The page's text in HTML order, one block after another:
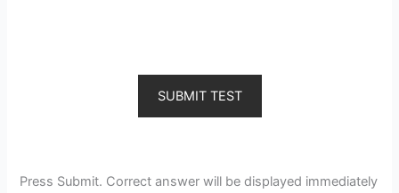
SUBMIT TEST
Press Submit. Correct answer will be displayed immediately